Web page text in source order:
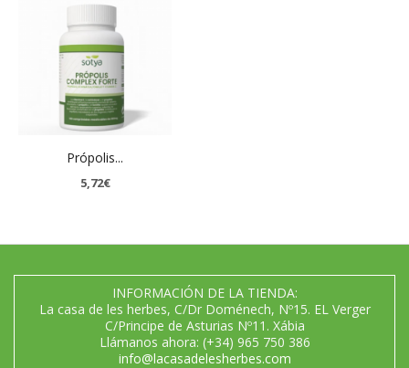
Própolis...
5,72€
INFORMACIÓN DE LA TIENDA:
La casa de les herbes, C/Dr Doménech, Nº15. EL Verger
C/Principe de Asturias Nº11. Xábia
Llámanos ahora: (+34) 965 750 386
info@lacasadelesherbes.com